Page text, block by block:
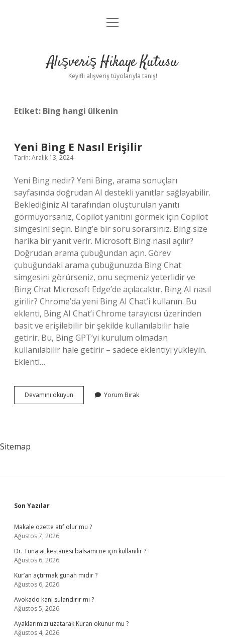
Anasayfa
Yasal Uyarı
menüyü
Alışveriş Hikaye Kutusu
Keyifli alışveriş tüyolarıyla tanış!
Etiket: Bing hangi ülkenin
Yeni Bing E Nasıl Erişilir
Tarih: Aralık 13, 2024
Yeni Bing nedir? Yeni Bing, arama sonuçları
sayfasında doğrudan AI destekli yanıtlar sağlayabilir.
Beklediğiniz AI tarafından oluşturulan yanıtı
görmüyorsanız, Copilot yanıtını görmek için Copilot
simgesini seçin. Bing’e bir soru sorarsınız. Bing size
harika bir yanıt verir. Microsoft Bing nasıl açılır?
Doğrudan arama çubuğundan açın. Görev
çubuğundaki arama çubuğunuzda Bing Chat
simgesini görürseniz, onu seçmeniz yeterlidir ve
Bing Chat Microsoft Edge’de açılacaktır. Bing AI nasıl
girilir? Chrome’da yeni Bing AI Chat’i kullanın. Bu
eklenti, Bing AI Chat’i Chrome tarayıcısı üzerinden
basit ve erişilebilir bir şekilde kullanılabilir hale
getirir. Bu, Bing GPT’yi kurulum olmadan
kullanılabilir hale getirir – sadece eklentiyi yükleyin.
Eklenti…
Devamını okuyun
Bing
Yorum Bırak
Sitemap
Sidebar
Son Yazılar
Makale özette atıf olur mu ?
Ağustos 7, 2026
Dr. Tuna at kestanesi balsamı ne için kullanılır ?
Ağustos 6, 2026
Kur’an açtırmak günah mıdır ?
Ağustos 6, 2026
Avokado kanı sulandırır mı ?
Ağustos 5, 2026
Ayaklarımızı uzatarak Kuran okunur mu ?
Ağustos 4, 2026